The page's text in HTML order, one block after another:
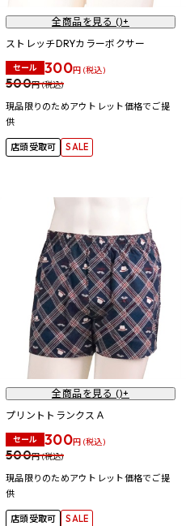
全商品を見る ()+
ストレッチDRYカラーボクサー
セール 300円 (税込)
500円 (税込)
現品限りのためアウトレット価格でご提
供
店頭受取可 SALE
全商品を見る ()+
プリントトランクスＡ
セール 300円 (税込)
500円 (税込)
現品限りのためアウトレット価格でご提
供
店頭受取可 SALE